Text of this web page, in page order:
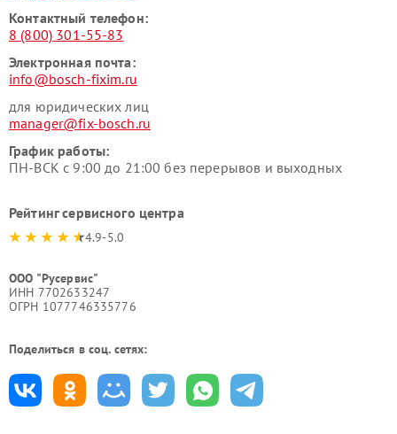
Контактный телефон:
8 (800) 301-55-83
Электронная почта:
info@bosch-fixim.ru
для юридических лиц
manager@fix-bosch.ru
График работы:
ПН-ВСК с 9:00 до 21:00 без перерывов и выходных
Рейтинг сервисного центра
4.9-5.0
ООО "Русервис"
ИНН 7702633247
ОГРН 1077746335776
Поделиться в соц. сетях: